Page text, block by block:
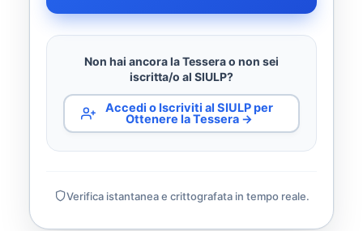
Non hai ancora la Tessera o non sei
iscritta/o al SIULP?
Accedi o Iscriviti al SIULP per
Ottenere la Tessera →
Verifica istantanea e crittografata in tempo reale.